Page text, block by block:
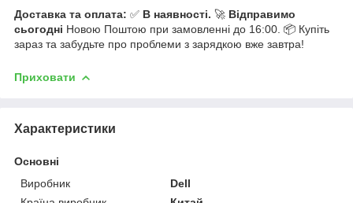
Доставка та оплата: ✅ В наявності. 🚀 Відправимо
сьогодні Новою Поштою при замовленні до 16:00. 📦 Купіть
зараз та забудьте про проблеми з зарядкою вже завтра!
Приховати
Характеристики
Основні
Виробник
Dell